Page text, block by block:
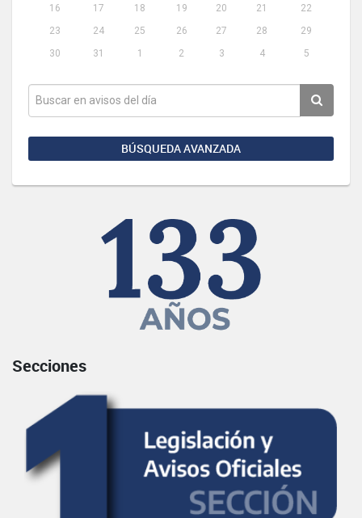
16
17 18 19 20 21
22
23
24 25 26 27 28
29
30
31 1 2 3 4 5
BÚSQUEDA AVANZADA
Secciones